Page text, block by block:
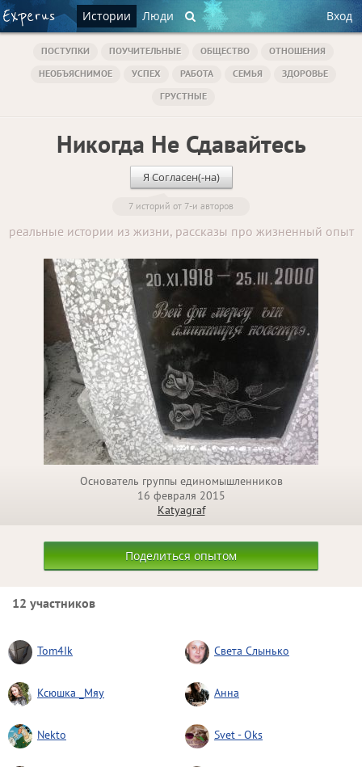
Истории Люди Вход
ПОСТУПКИ ПОУЧИТЕЛЬНЫЕ ОБЩЕСТВО
ОТНОШЕНИЯ
НЕОБЪЯСНИМОЕ
УСПЕХ РАБОТА СЕМЬЯ
ЗДОРОВЬЕ
ГРУСТНЫЕ
Никогда Не Сдавайтесь
Я Согласен(-на)
7 историй от 7-и авторов
реальные истории из жизни, рассказы про жизненный опыт
Основатель группы единомышленников
16 февраля 2015
Katyagraf
Поделиться опытом
12 участников
Tom4Ik Света Слынько
Ксюшка _Мяу Анна
Nekto Svet - Oks